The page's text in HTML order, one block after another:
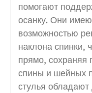
помогают
осанку. Они
возможностью
наклона спинки,
прямо, сохраняя
спины и шейных
стулья